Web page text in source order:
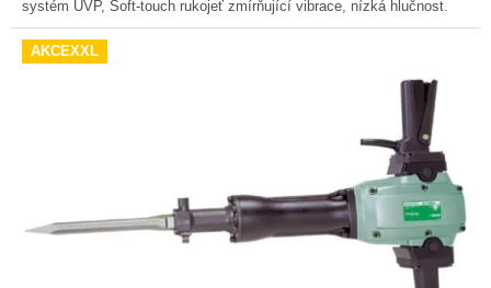
hvězdiček.
systém UVP, Soft-touch rukojeť zmírňující vibrace, nízká hlučnost.
AKCEXXL